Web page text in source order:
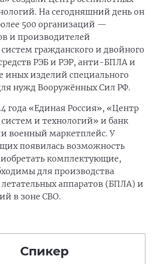
На сегодняшний день он
500 организаций —
и производителей
гражданского и двойного
РЭБ и РЭР, анти-БПЛА и
иных изделий специального
нужд Вооружённых Сил РФ.
года «Единая Россия», «Центр
и технологий» и банк
военный маркетплейс. У
появилась возможность
комплектующие,
для производства
аппаратов (БПЛА) и
в зоне СВО.
Спикер